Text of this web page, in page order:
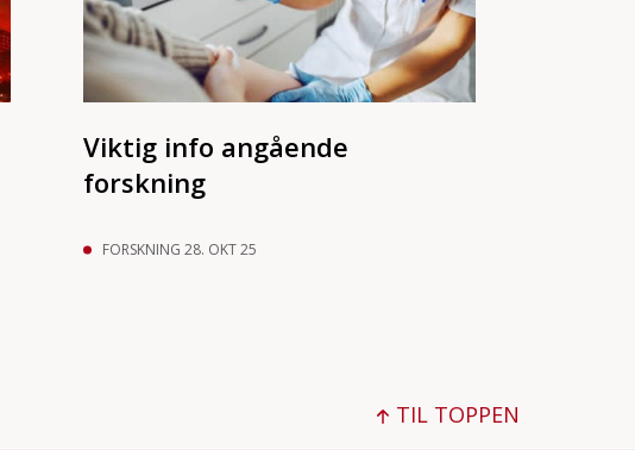
Viktig info angående
forskning
FORSKNING 28. OKT 25
TIL TOPPEN